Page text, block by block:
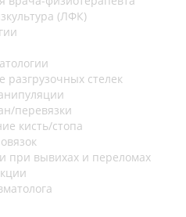
(ЛФК)
разгрузочных стелек
перевязки
кисть/стопа
при вывихах и переломах